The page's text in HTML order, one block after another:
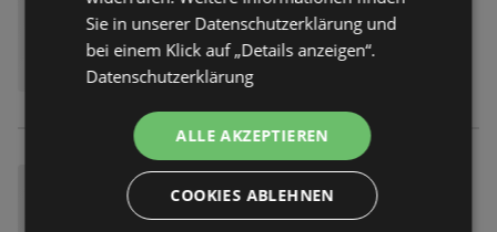
Sie in unserer Datenschutzerklärung und
bei einem Klick auf „Details anzeigen“.
Datenschutzerklärung
ALLE AKZEPTIEREN
COOKIES ABLEHNEN